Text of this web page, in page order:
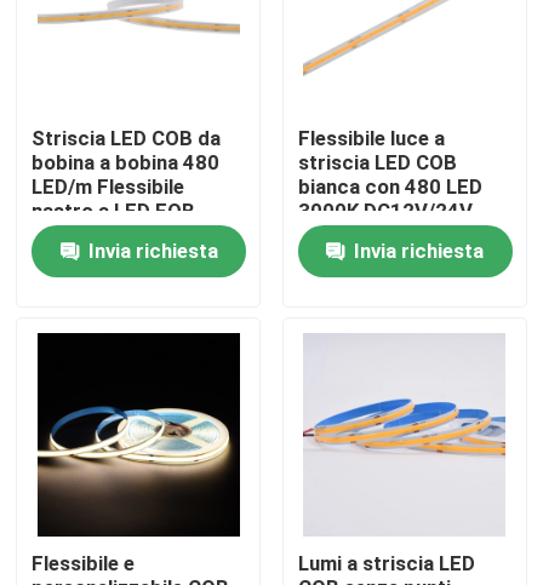
Video
l'alta Istruzione Autodidattica ha condotto la striscia
Strisce LED RGB
Strisce LED Monocolore
Striscia LED CCT
Striscia LED COB da
bobina a bobina 480
LED/m Flessibile
nastro a LED FOB
2700K-6500K con
IP20/IP67Invia richiesta
Flessibile luce a
striscia LED COB
bianca con 480 LED
3000K DC12V/24V
Invia richiesta
Flessibile e
Lumi a striscia LED